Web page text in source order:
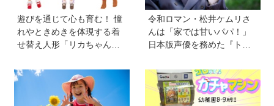
遊びを通じて心も育む！ 憧
れやときめきを体現する着
せ替え人形「リカちゃん」
けよう
令和ロマン・松井ケムリさ
んは「家では甘いパパ！」
日本版声優を務めた『ト
ジタル機器と子どもの関わ
り方に悩むパパママに観て
ほしい。子どもが観ればお